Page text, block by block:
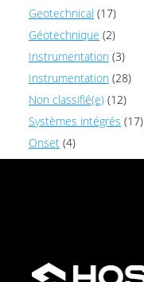
Geotechnical (17)
Géotechnique (2)
Instrumentation (3)
Instrumentation (28)
Non classifié(e) (12)
Systèmes intégrés (17)
Onset (4)